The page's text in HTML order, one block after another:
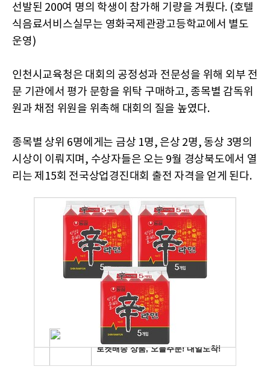
선발된 200여 명의 학생이 참가해 기량을 겨뤘다. (호텔
식음료서비스실무는 영화국제관광고등학교에서 별도
운영)
인천시교육청은 대회의 공정성과 전문성을 위해 외부 전
문 기관에서 평가 문항을 위탁 구매하고, 종목별 감독위
원과 채점 위원을 위촉해 대회의 질을 높였다.
종목별 상위 6명에게는 금상 1명, 은상 2명, 동상 3명의
시상이 이뤄지며, 수상자들은 오는 9월 경상북도에서 열
리는 제15회 전국상업경진대회 출전 자격을 얻게 된다.